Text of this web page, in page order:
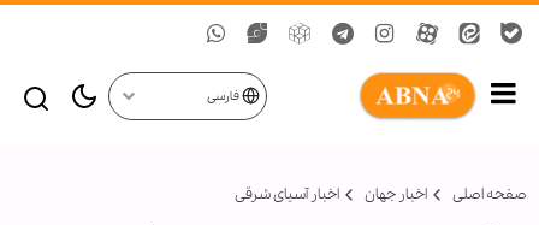
فارسی
صفحه اصلی اخبار جهان اخبار آسیای شرقی